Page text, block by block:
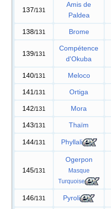
137/131
Amis de
Paldea
138/131 Brome
139/131
Compétence
d'Okuba
140/131 Meloco
141 /131 Ortiga
142/131 Mora
143/131 Thaïm
144/131 Phyllali
145/131
Ogerpon
Masque
Turquoise
146/131 Pyroli